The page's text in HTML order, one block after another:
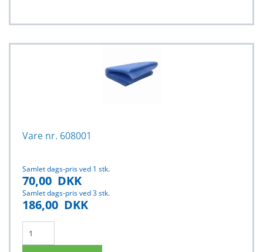
Vare nr. 608001
Samlet dags-pris ved 1 stk.
70,00 DKK
Samlet dags-pris ved 3 stk.
186,00 DKK